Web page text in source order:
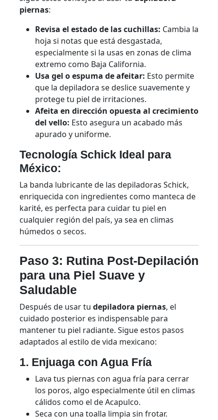
piernas:
Revisa el estado de las cuchillas: Cambia la
hoja si notas que está desgastada,
especialmente si la usas en zonas de clima
extremo como Baja California.
Usa gel o espuma de afeitar: Esto permite
que la depiladora se deslice suavemente y
protege tu piel de irritaciones.
Afeita en dirección opuesta al crecimiento
del vello: Esto asegura un acabado más
apurado y uniforme.
Tecnología Schick Ideal para
México:
La banda lubricante de las depiladoras Schick,
enriquecida con ingredientes como manteca de
karité, es perfecta para cuidar tu piel en
cualquier región del país, ya sea en climas
húmedos o secos.
Paso 3: Rutina Post-Depilación
para una Piel Suave y
Saludable
Después de usar tu depiladora piernas, el
cuidado posterior es indispensable para
mantener tu piel radiante. Sigue estos pasos
adaptados al estilo de vida mexicano:
1. Enjuaga con Agua Fría
Lava tus piernas con agua fría para cerrar
los poros, algo especialmente útil en climas
cálidos como el de Acapulco.
Seca con una toalla limpia sin frotar.